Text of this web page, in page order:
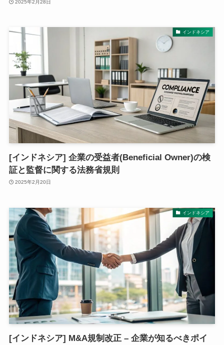
2025年2月28日
インドネシア
[インドネシア] 企業の受益者(Beneficial Owner)の検
証と監督に関する法務省規則
2025年2月20日
インドネシア
[インドネシア] M&A規制改正 – 企業が知るべきポイ